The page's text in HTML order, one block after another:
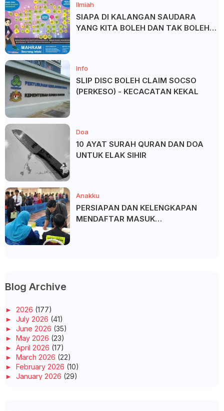
Ilmiah
SIAPA DI KALANGAN SAUDARA
YANG KITA BOLEH DAN TAK BOLEH
Info
SLIP DISC BOLEH CLAIM SOCSO
(PERKESO) - KECACATAN KEKAL
Doa
10 AYAT SURAH QURAN DAN DOA
UNTUK ELAK SIHIR
Anakku
PERSIAPAN DAN KELENGKAPAN
MENDAFTAR MASUK
Blog Archive
► 2026 (177)
► July 2026 (41)
► June 2026 (35)
► May 2026 (23)
► April 2026 (17)
► March 2026 (22)
► February 2026 (10)
► January 2026 (29)